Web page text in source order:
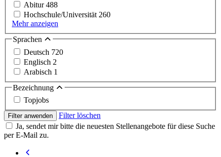
Abitur488
Hochschule/Universität 260
Mehr anzeigen
Sprachen
Deutsch 720
Englisch 2
Arabisch 1
Bezeichnung
Topjobs
Filter anwenden
Filter löschen
Ja, sendet mir bitte die neuesten Stellenangebote für diese Suche
per E-Mail zu.